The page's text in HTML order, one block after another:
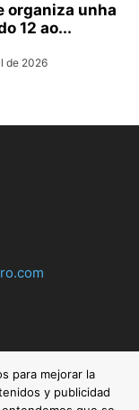
organiza unha
12 ao...
de 2026
para mejorar la
y publicidad